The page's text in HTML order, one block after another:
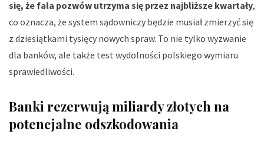
się, że fala pozwów utrzyma się przez najbliższe kwartały,
co oznacza, że system sądowniczy będzie musiał zmierzyć się
z dziesiątkami tysięcy nowych spraw. To nie tylko wyzwanie
dla banków, ale także test wydolności polskiego wymiaru
sprawiedliwości.
Banki rezerwują miliardy złotych na
potencjalne odszkodowania